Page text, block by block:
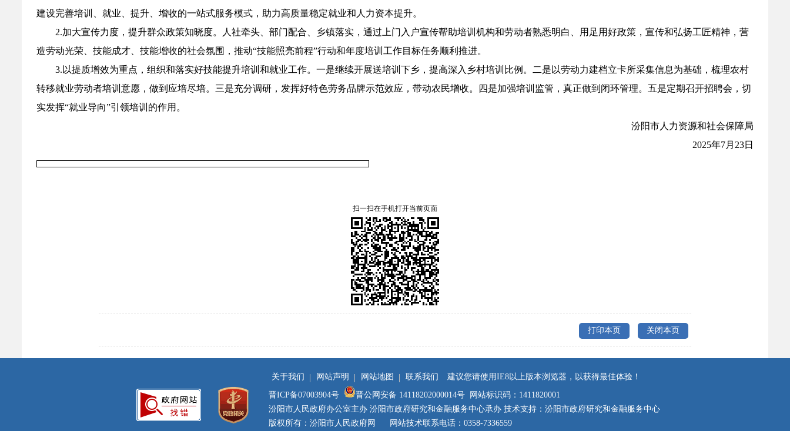
建设完善培训、就业、提升、增收的一站式服务模式，助力高质量稳定就业和人力资本提升。
2.加大宣传力度，提升群众政策知晓度。人社牵头、部门配合、乡镇落实，通过上门入户宣传帮助培训机构和劳动者熟悉明白、用足用好政策，宣传和弘扬工匠精神，营
造劳动光荣、技能成才、技能增收的社会氛围，推动“技能照亮前程”行动和年度培训工作目标任务顺利推进。
3.以提质增效为重点，组织和落实好技能提升培训和就业工作。一是继续开展送培训下乡，提高深入乡村培训比例。二是以劳动力建档立卡所采集信息为基础，梳理农村
转移就业劳动者培训意愿，做到应培尽培。三是充分调研，发挥好特色劳务品牌示范效应，带动农民增收。四是加强培训监管，真正做到闭环管理。五是定期召开招聘会，切
实发挥“就业导向”引领培训的作用。
汾阳市人力资源和社会保障局
2025年7月23日
扫一扫在手机打开当前页面
打印本页 关闭本页
关于我们 网站声明 网站地图 联系我们 建议您请使用IE8以上版本浏览器，以获得最佳体验！
晋ICP备07003904号 晋公网安备 14118202000014号
网站标识码：1411820001
汾阳市人民政府办公室主办 汾阳市政府研究和金融服务中心承办 技术支持：汾阳市政府研究和金融服务中心
版权所有：汾阳市人民政府网 网站技术联系电话：0358-7336559